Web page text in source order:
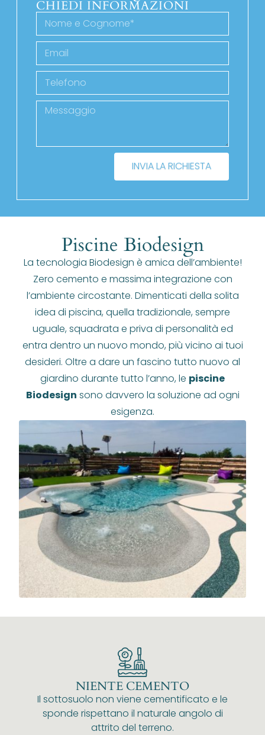
CHIEDI INFORMAZIONI
INVIA LA RICHIESTA
Piscine Biodesign
La tecnologia Biodesign è amica dell’ambiente!
Zero cemento e massima integrazione con
l’ambiente circostante. Dimenticati della solita
idea di piscina, quella tradizionale, sempre
uguale, squadrata e priva di personalità ed
entra dentro un nuovo mondo, più vicino ai tuoi
desideri. Oltre a dare un fascino tutto nuovo al
giardino durante tutto l’anno, le piscine
Biodesign sono davvero la soluzione ad ogni
esigenza.
NIENTE CEMENTO
Il sottosuolo non viene cementificato e le
sponde rispettano il naturale angolo di
attrito del terreno.